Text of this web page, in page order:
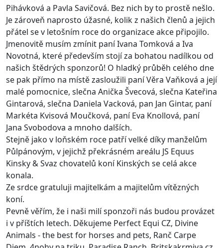
Pihávková a Pavla Savičová. Bez nich by to prostě nešlo.
Je zároveň naprosto úžasné, kolik z našich členů a jejich
přátel se v letošním roce do organizace akce připojilo.
Jmenovitě musím zmínit paníIvana Tomková a Iva
Novotná, které především stojí za bohatou nadílkou od
našich štědrých sponzorů! O hladký průběh celého dne
se pak přímo na místě zasloužili paní Věra Vaňková a její
malé pomocnice, slečna Anička Švecová, slečna Kateřina
Gintarová, slečna Daniela Vacková, pan Jan Gintar, paní
Markéta Kvisová Moučková, paní Eva Knollová, paní
Jana Svobodova a mnoho dalších.
Stejně jako v loňském roce patří velké díky manželům
Půlpánovým, v jejichž překrásném areálu JS Equus
Kinsky & Svaz chovatelů koní Kinských se celá akce
konala.
Ze srdce gratuluji majitelkám a majitelům vítězných
koní.
Pevně věřím, že i naši milí sponzoři nás budou provázet
i v příštích letech. Děkujeme Perfect Equi CZ, Divine
Animals - the best for horses and pets, Ranč Carpe